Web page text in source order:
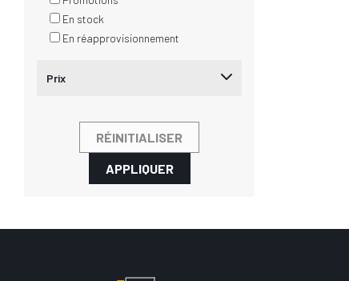
En stock
En réapprovisionnement
Prix
RÉINITIALISER
APPLIQUER